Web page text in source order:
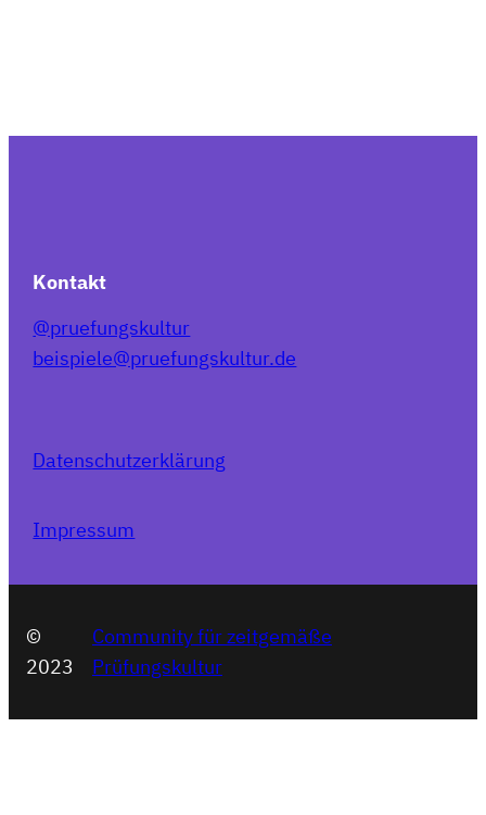
Kontakt
@pruefungskultur
beispiele@pruefungskultur.de
Datenschutzerklärung
Impressum
©
2023
Community für zeitgemäße
Prüfungskultur